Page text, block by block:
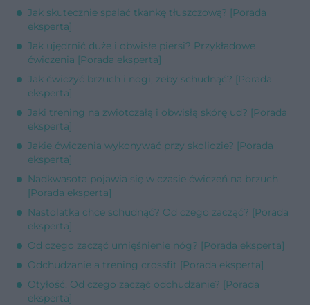
Jak skutecznie spalać tkankę tłuszczową? [Porada
eksperta]
Jak ujędrnić duże i obwisłe piersi? Przykładowe
ćwiczenia [Porada eksperta]
Jak ćwiczyć brzuch i nogi, żeby schudnąć? [Porada
eksperta]
Jaki trening na zwiotczałą i obwisłą skórę ud? [Porada
eksperta]
Jakie ćwiczenia wykonywać przy skoliozie? [Porada
eksperta]
Nadkwasota pojawia się w czasie ćwiczeń na brzuch
[Porada eksperta]
Nastolatka chce schudnąć? Od czego zacząć? [Porada
eksperta]
Od czego zacząć umięśnienie nóg? [Porada eksperta]
Odchudzanie a trening crossfit [Porada eksperta]
Otyłość. Od czego zacząć odchudzanie? [Porada
eksperta]